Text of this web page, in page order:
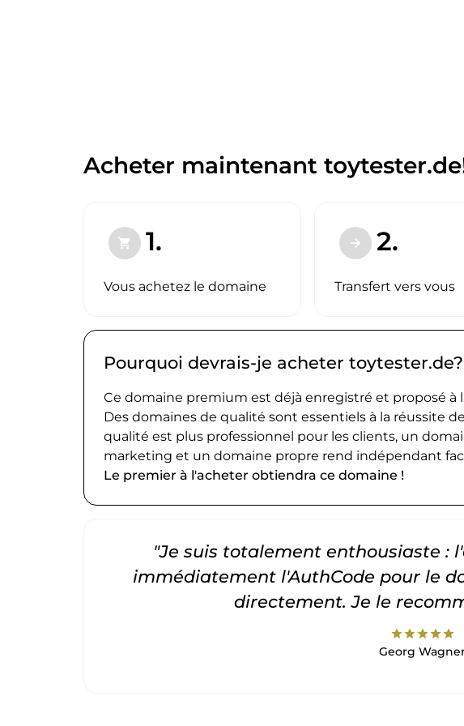
Acheter maintenant
shopping_cart 1.
Vous achetez le domaine
arrow_forward 2.
Transfert vers vous
Pourquoi devrais-je acheter toytester.de?
Ce domaine premium est déjà enregistré et proposé à
Des domaines de qualité sont essentiels à la réussite
qualité est plus professionnel pour les clients, un
marketing et un domaine propre rend indépendant
Le premier à l'acheter obtiendra ce domaine !
"Je suis totalement enthousiaste :
immédiatement l'AuthCode pour le
directement. Je le
starstarstarstarstar
Georg